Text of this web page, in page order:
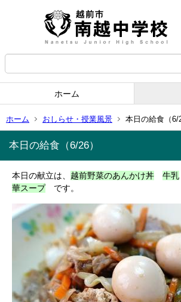
ホーム
ホーム おしらせ・授業風景 本日の給食（6/
本日の給食（6/26）
本日の献立は、 越前野菜のあんかけ丼 牛乳
華スープです。